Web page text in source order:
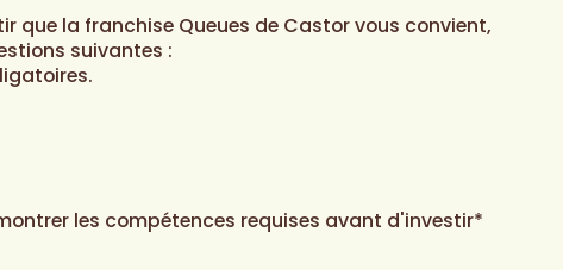
que la franchise Queues de Castor vous convient,
suivantes :
les compétences requises avant d'investir*